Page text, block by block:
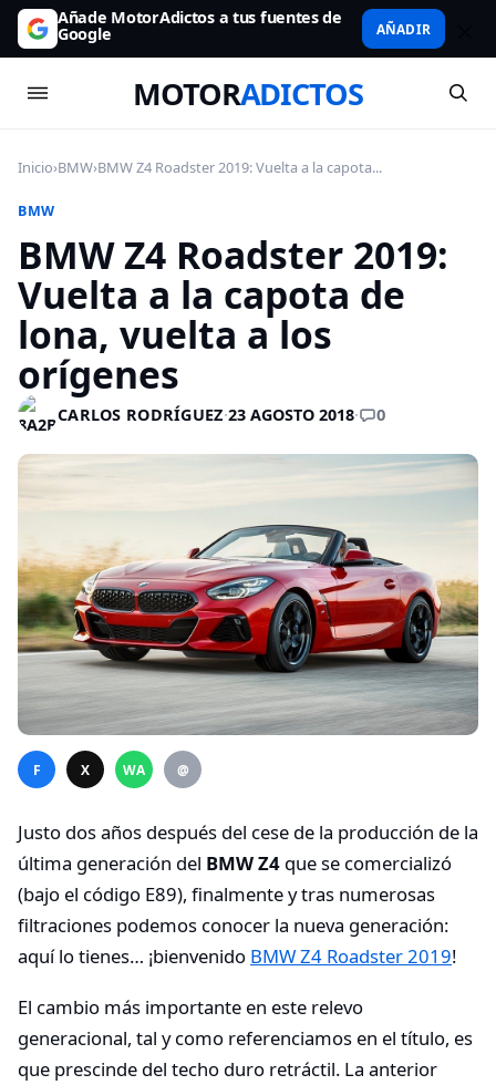
Añade MotorAdictos a tus fuentes de
Google AÑADIR
MOTORADICTOS
Inicio›BMW›BMW Z4 Roadster 2019: Vuelta a la capota...
BMW
BMW Z4 Roadster 2019:
Vuelta a la capota de
lona, vuelta a los
orígenes
CARLOS RODRÍGUEZ·23 AGOSTO 2018· 0
F X WA @
Justo dos años después del cese de la producción de la
última generación del BMW Z4 que se comercializó
(bajo el código E89), finalmente y tras numerosas
filtraciones podemos conocer la nueva generación:
aquí lo tienes… ¡bienvenido BMW Z4 Roadster 2019!
El cambio más importante en este relevo
generacional, tal y como referenciamos en el título, es
que prescinde del techo duro retráctil. La anterior